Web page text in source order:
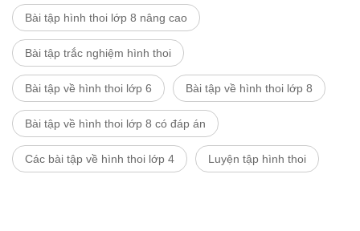
Bài tập hình thoi lớp 8 nâng cao
Bài tập trắc nghiệm hình thoi
Bài tập về hình thoi lớp 6 Bài tập về hình thoi lớp 8
Bài tập về hình thoi lớp 8 có đáp án
Các bài tập về hình thoi lớp 4 Luyện tập hình thoi